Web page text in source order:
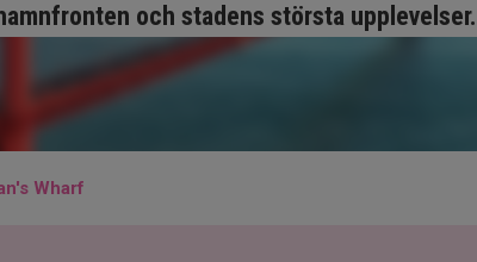
och stadens största upplevelser.
Wharf